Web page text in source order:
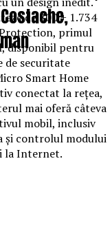
de 800 + 1.734
primul
disponibil pentru
de securitate
Smart Home
conectat la reţea,
mai oferă câteva
mobil, inclusiv
şi controlul modului
la Internet.